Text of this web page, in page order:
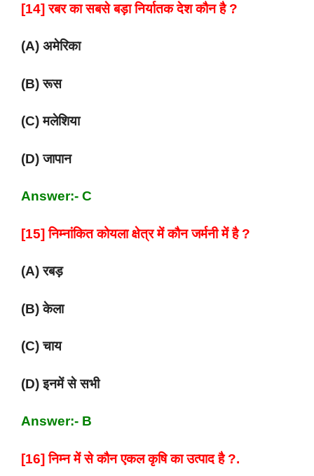
[14] रबर का सबसे बड़ा निर्यातक देश कौन है ?
(A) अमेरिका
(B) रूस
(C) मलेशिया
(D) जापान
Answer:- C
[15] निम्नांकित कोयला क्षेत्र में कौन जर्मनी में है ?
(A) रबड़
(B) केला
(C) चाय
(D) इनमें से सभी
Answer:- B
[16] निम्न में से कौन एकल कृषि का उत्पाद है ?.